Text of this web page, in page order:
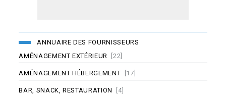
ANNUAIRE DES FOURNISSEURS
AMÉNAGEMENT EXTÉRIEUR [22]
AMÉNAGEMENT HÉBERGEMENT [17]
BAR, SNACK, RESTAURATION [4]